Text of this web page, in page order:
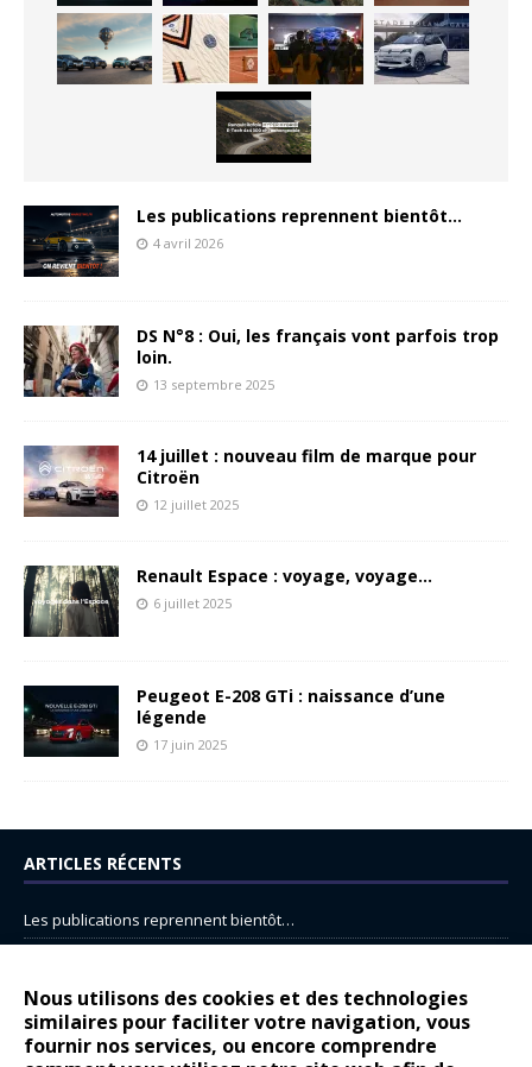
Nous utilisons des cookies et des technologies
similaires pour faciliter votre navigation, vous
fournir nos services, ou encore comprendre
Les publications reprennent bientôt…
4 avril 2026
DS N°8 : Oui, les français vont parfois trop
loin.
13 septembre 2025
14 juillet : nouveau film de marque pour
Citroën
12 juillet 2025
Renault Espace : voyage, voyage…
6 juillet 2025
Peugeot E-208 GTi : naissance d’une
légende
17 juin 2025
ARTICLES RÉCENTS
Les publications reprennent bientôt…
14 juillet : nouveau film de marque pour Citroën
Renault Espace : voyage, voyage…